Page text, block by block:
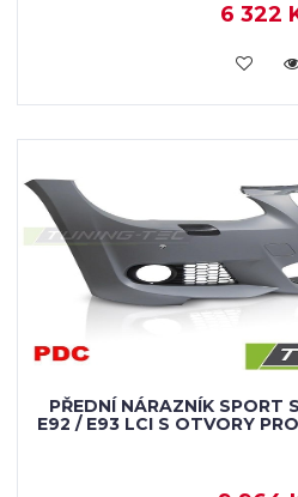
6 322
PŘEDNÍ NÁRAZNÍK SPORT
E92 / E93 LCI S OTVORY